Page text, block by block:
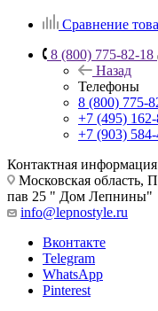
Сравнение
8 (800) 775-82-18
Назад
Телефоны
8 (800) 775-
+7 (495)
+7 (903)
Контактная информация
Московская область,
пав 25 " Дом Лепнины"
info@lepnostyle.ru
Вконтакте
Telegram
WhatsApp
Pinterest